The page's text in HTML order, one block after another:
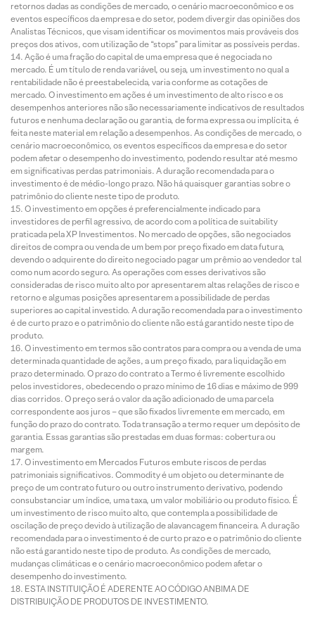
retornos dadas as condições de mercado, o cenário macroeconômico e os
eventos específicos da empresa e do setor, podem divergir das opiniões dos
Analistas Técnicos, que visam identificar os movimentos mais prováveis dos
preços dos ativos, com utilização de “stops” para limitar as possíveis perdas.
Ação é uma fração do capital de uma empresa que é negociada no
mercado. É um título de renda variável, ou seja, um investimento no qual a
rentabilidade não é preestabelecida, varia conforme as cotações de
mercado. O investimento em ações é um investimento de alto risco e os
desempenhos anteriores não são necessariamente indicativos de resultados
futuros e nenhuma declaração ou garantia, de forma expressa ou implícita, é
feita neste material em relação a desempenhos. As condições de mercado, o
cenário macroeconômico, os eventos específicos da empresa e do setor
podem afetar o desempenho do investimento, podendo resultar até mesmo
em significativas perdas patrimoniais. A duração recomendada para o
investimento é de médio-longo prazo. Não há quaisquer garantias sobre o
patrimônio do cliente neste tipo de produto.
O investimento em opções é preferencialmente indicado para
investidores de perfil agressivo, de acordo com a política de suitability
praticada pela XP Investimentos. No mercado de opções, são negociados
direitos de compra ou venda de um bem por preço fixado em data futura,
devendo o adquirente do direito negociado pagar um prêmio ao vendedor tal
como num acordo seguro. As operações com esses derivativos são
consideradas de risco muito alto por apresentarem altas relações de risco e
retorno e algumas posições apresentarem a possibilidade de perdas
superiores ao capital investido. A duração recomendada para o investimento
é de curto prazo e o patrimônio do cliente não está garantido neste tipo de
produto.
O investimento em termos são contratos para compra ou a venda de uma
determinada quantidade de ações, a um preço fixado, para liquidação em
prazo determinado. O prazo do contrato a Termo é livremente escolhido
pelos investidores, obedecendo o prazo mínimo de 16 dias e máximo de 999
dias corridos. O preço será o valor da ação adicionado de uma parcela
correspondente aos juros – que são fixados livremente em mercado, em
função do prazo do contrato. Toda transação a termo requer um depósito de
garantia. Essas garantias são prestadas em duas formas: cobertura ou
margem.
O investimento em Mercados Futuros embute riscos de perdas
patrimoniais significativos. Commodity é um objeto ou determinante de
preço de um contrato futuro ou outro instrumento derivativo, podendo
consubstanciar um índice, uma taxa, um valor mobiliário ou produto físico. É
um investimento de risco muito alto, que contempla a possibilidade de
oscilação de preço devido à utilização de alavancagem financeira. A duração
recomendada para o investimento é de curto prazo e o patrimônio do cliente
não está garantido neste tipo de produto. As condições de mercado,
mudanças climáticas e o cenário macroeconômico podem afetar o
desempenho do investimento.
ESTA INSTITUIÇÃO É ADERENTE AO CÓDIGO ANBIMA DE
DISTRIBUIÇÃO DE PRODUTOS DE INVESTIMENTO.